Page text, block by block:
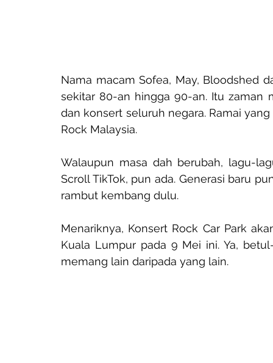
Nama macam Sofea, May, Bloodshed
sekitar 80-an hingga 90-an. Itu zaman
dan konsert seluruh negara. Ramai
Rock Malaysia.
Walaupun masa dah berubah, lagu-
Scroll TikTok, pun ada. Generasi baru
rambut kembang dulu.
Menariknya, Konsert Rock Car Park
Kuala Lumpur pada 9 Mei ini. Ya,
memang lain daripada yang lain.